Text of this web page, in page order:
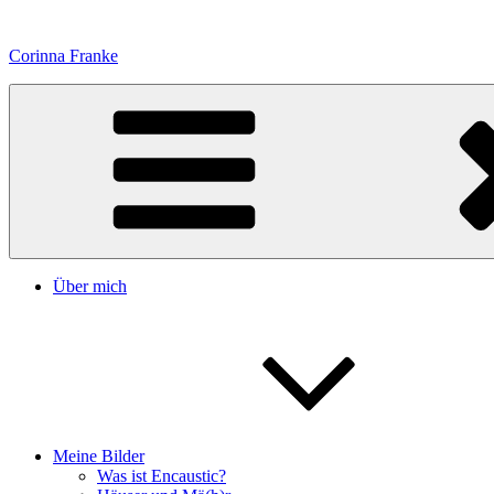
springen
Corinna Franke
Über mich
Meine Bilder
Was ist Encaustic?